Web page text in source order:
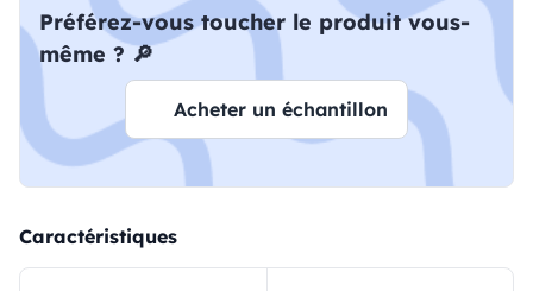
Préférez-vous toucher le produit vous-
même ? 🔎
Acheter un échantillon
Caractéristiques